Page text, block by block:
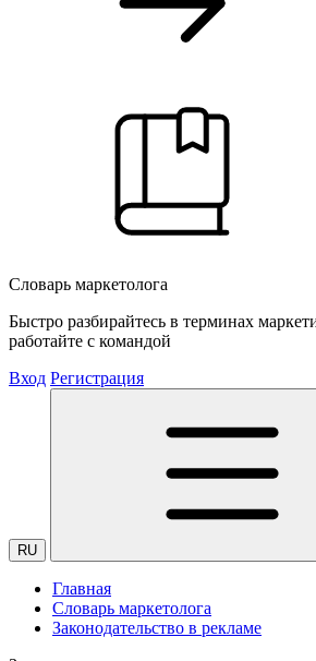
Словарь маркетолога
Быстро разбирайтесь в терминах
работайте с командой
Вход Регистрация
RU
Главная
Словарь маркетолога
Законодательство в рекламе